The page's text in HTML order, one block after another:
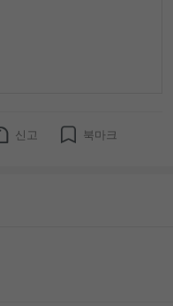
신고 북마크